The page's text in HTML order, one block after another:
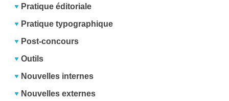
Pratique éditoriale
Pratique typographique
Post-concours
Outils
Nouvelles internes
Nouvelles externes